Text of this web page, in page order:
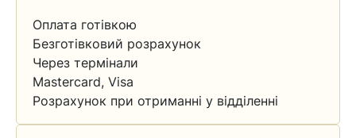
Оплата готівкою
Безготівковий розрахунок
Через термінали
Mastercard, Visa
Розрахунок при отриманні у відділенні